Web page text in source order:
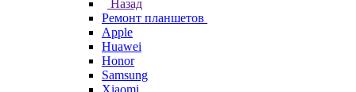
Назад
Ремонт планшетов
Apple
Huawei
Honor
Samsung
Xiaomi